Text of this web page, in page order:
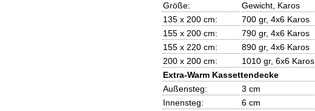
Größe:
Gewicht, Karos
135 x 200 cm:
700 gr, 4x6 Karos
155 x 200 cm:
790 gr, 4x6 Karos
155 x 220 cm:
890 gr, 4x6 Karos
200 x 200 cm:
1010 gr, 6x6 Karos
Extra-Warm Kassettendecke
Außensteg:
3 cm
Innensteg:
6 cm